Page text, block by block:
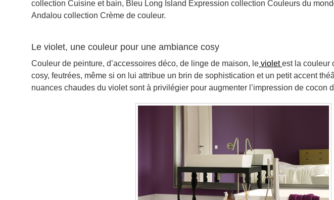
collection Cuisine et bain, Bleu Long Island Expression collection Couleurs du
Andalou collection Crème de couleur.
Le violet, une couleur pour une ambiance cosy
Couleur de peinture, d’accessoires déco, de linge de maison, le violetest la couleur
cosy, feutrées, même si on lui attribue un brin de sophistication et un petit accent
nuances chaudes du violet sont à privilégier pour augmenter l’impression de cocon